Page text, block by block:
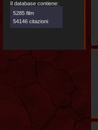
Il database contiene:
5285 film
54146 citazioni